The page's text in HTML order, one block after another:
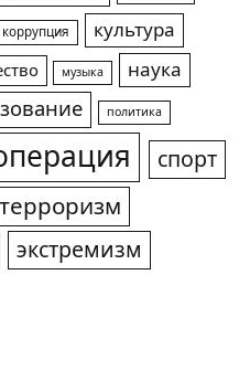
коррупция
культура
музыка
наука
политика
спорт
терроризм
экстремизм